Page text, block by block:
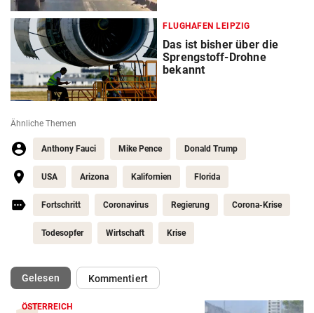
FLUGHAFEN LEIPZIG
Das ist bisher über die
Sprengstoff-Drohne
bekannt
Ähnliche Themen
Anthony Fauci Mike Pence Donald Trump
USA Arizona Kalifornien Florida
Fortschritt Coronavirus Regierung Corona-Krise
Todesopfer Wirtschaft Krise
Gelesen(ausgewählt)Kommentiert
ÖSTERREICH